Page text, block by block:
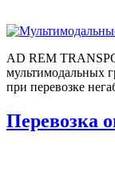
AD REM
мультимодальных
при перевозке
Перевозка